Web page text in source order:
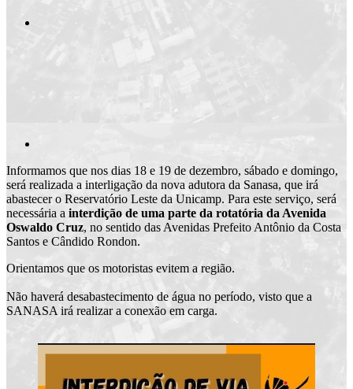
Informamos que nos dias 18 e 19 de dezembro, sábado e domingo,
será realizada a interligação da nova adutora da Sanasa, que irá
abastecer o Reservatório Leste da Unicamp. Para este serviço, será
necessária a interdição de uma parte da rotatória da Avenida
Oswaldo Cruz, no sentido das Avenidas Prefeito Antônio da Costa
Santos e Cândido Rondon.
Orientamos que os motoristas evitem a região.
Não haverá desabastecimento de água no período, visto que a
SANASA irá realizar a conexão em carga.